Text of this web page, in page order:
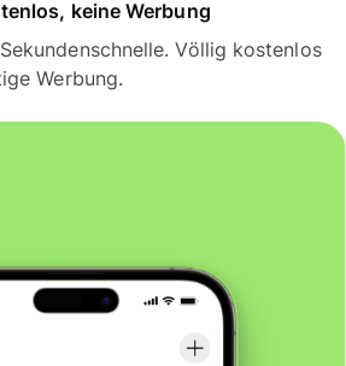
keine Werbung
Völlig kostenlos
Werbung.